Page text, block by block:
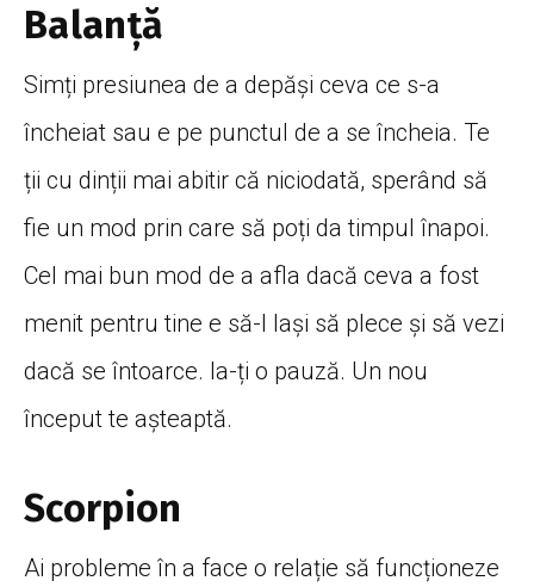
Balanță
Simți presiunea de a depăși ceva ce s-a
încheiat sau e pe punctul de a se încheia. Te
ții cu dinții mai abitir că niciodată, sperând să
fie un mod prin care să poți da timpul înapoi.
Cel mai bun mod de a afla dacă ceva a fost
menit pentru tine e să-l lași să plece și să vezi
dacă se întoarce. Ia-ți o pauză. Un nou
început te așteaptă.
Scorpion
Ai probleme în a face o relație să funcționeze